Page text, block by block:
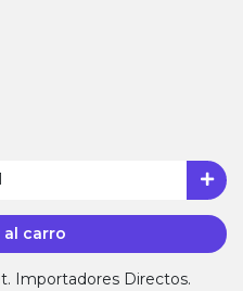
al carro
Importadores Directos.